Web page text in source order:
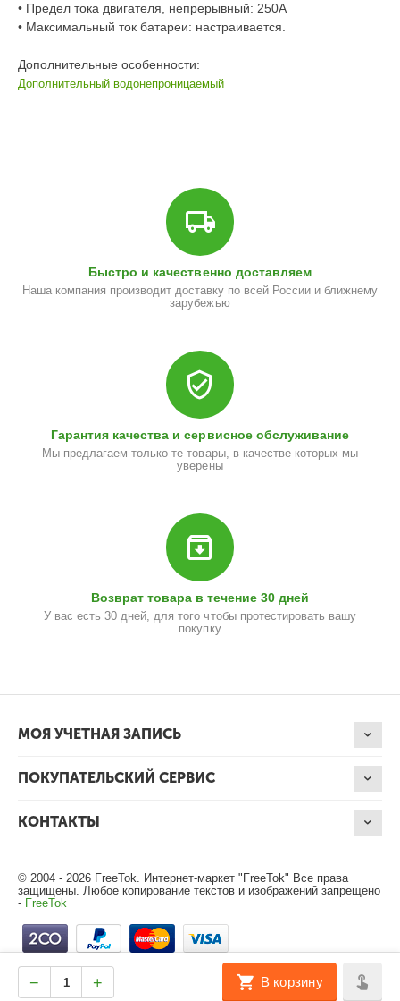
+
− В корзину
• Предел тока двигателя, непрерывный: 250А
• Максимальный ток батареи: настраивается.
Дополнительные особенности:
Дополнительный водонепроницаемый
Быстро и качественно доставляем
Наша компания производит доставку по всей России и ближнему
зарубежью
Гарантия качества и сервисное обслуживание
Мы предлагаем только те товары, в качестве которых мы
уверены
Возврат товара в течение 30 дней
У вас есть 30 дней, для того чтобы протестировать вашу
покупку
МОЯ УЧЕТНАЯ ЗАПИСЬ
ПОКУПАТЕЛЬСКИЙ СЕРВИС
КОНТАКТЫ
© 2004 - 2026 FreeTok. Интернет-маркет "FreeTok" Все права
защищены. Любое копирование текстов и изображений запрещено
- FreeTok